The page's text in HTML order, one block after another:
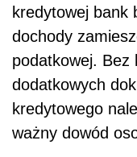
kredytowej bank
dochody
podatkowej. Bez
dodatkowych
kredytowego
ważny dowód